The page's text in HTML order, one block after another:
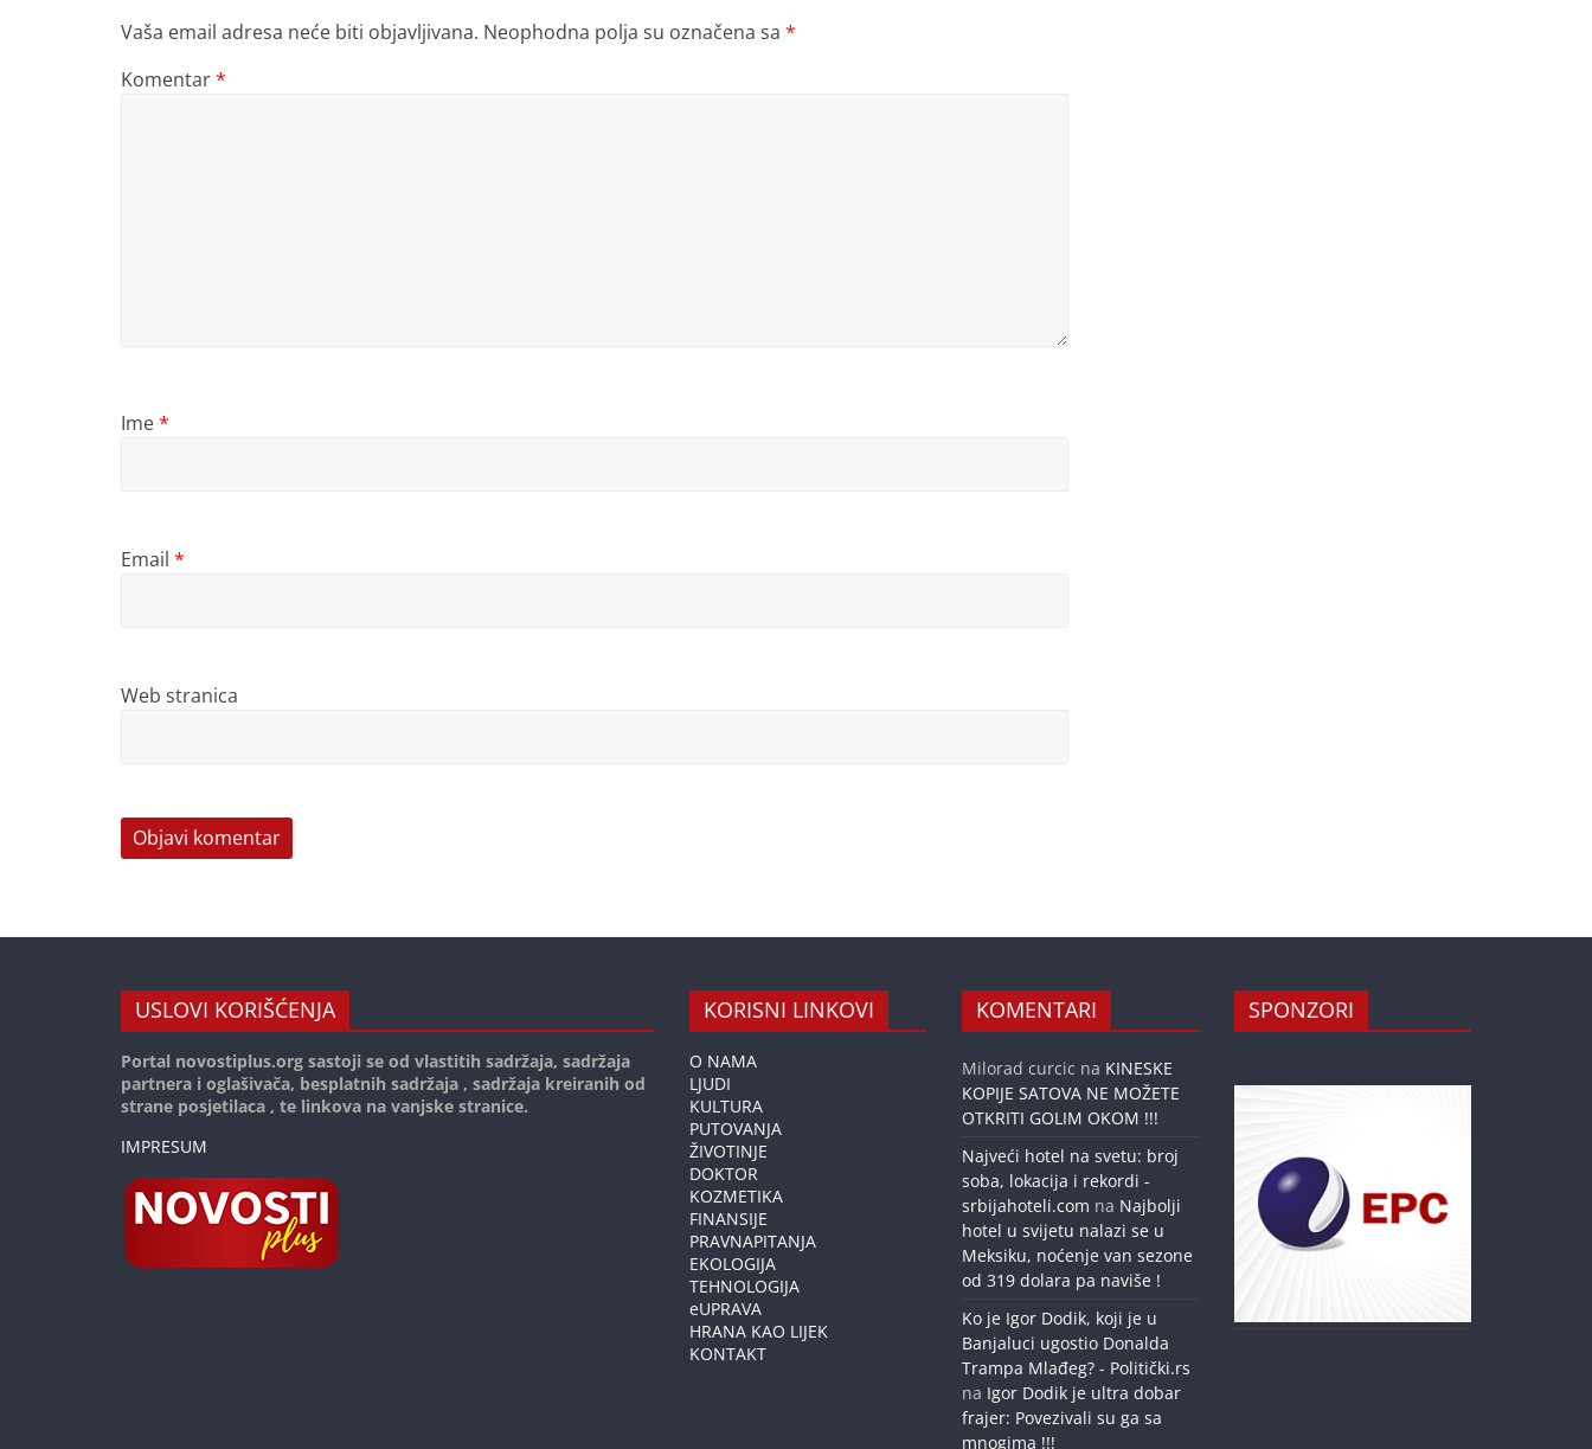
Vaša email adresa neće biti objavljivana. Neophodna polja su označena sa *
Komentar*
Ime*
Email *
Web stranica
USLOVI KORIŠĆENJA
Portal novostiplus.org sastoji se od vlastitih sadržaja, sadržaja
partnera i oglašivača, besplatnih sadržaja , sadržaja kreiranih od
strane posjetilaca , te linkova na vanjske stranice.
IMPRESUM
KORISNI LINKOVI
O NAMA
LJUDI
KULTURA
PUTOVANJA
ŽIVOTINJE
DOKTOR
KOZMETIKA
FINANSIJE
PRAVNAPITANJA
EKOLOGIJA
TEHNOLOGIJA
eUPRAVA
HRANA KAO LIJEK
KONTAKT
KOMENTARI
Milorad curcic na KINESKE
KOPIJE SATOVA NE MOŽETE
OTKRITI GOLIM OKOM !!!
Najveći hotel na svetu: broj
soba, lokacija i rekordi -
srbijahoteli.com na Najbolji
hotel u svijetu nalazi se u
Meksiku, noćenje van sezone
od 319 dolara pa naviše !
Ko je Igor Dodik, koji je u
Banjaluci ugostio Donalda
Trampa Mlađeg? - Politički.rs
na Igor Dodik je ultra dobar
frajer: Povezivali su ga sa
mnogima !!!
SPONZORI